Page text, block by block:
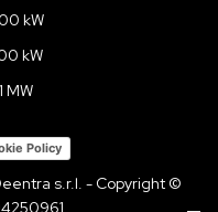
kW
kW
MW
Policy
s.r.l. - Copyright ©